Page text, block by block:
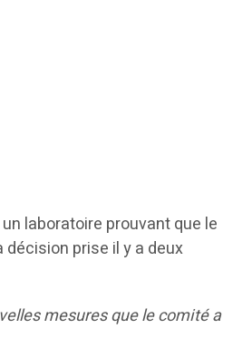
laboratoire prouvant que le
prise il y a deux
mesures que le comité a